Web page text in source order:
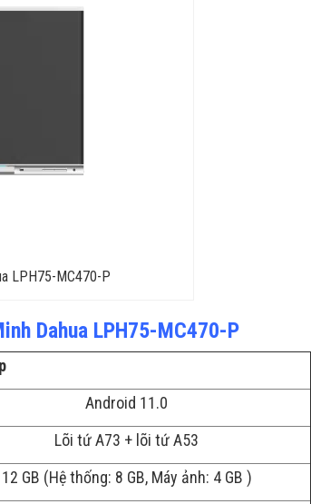
LPH75-MC470-P
Dahua LPH75-MC470-P
Android 11.0
Lõi tứ A73 + lõi tứ A53
12 GB (Hệ thống: 8 GB, Máy ảnh: 4 GB )